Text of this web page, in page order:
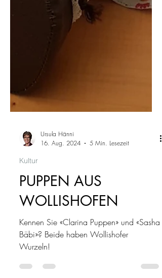
Kultur
PUPPEN AUS
WOLLISHOFEN
Kennen Sie «Clarina Puppen» und «Sasha
Wurzeln!